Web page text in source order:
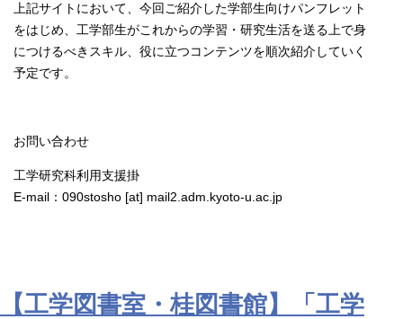
上記サイトにおいて、今回ご紹介した学部生向けパンフレット
をはじめ、工学部生がこれからの学習・研究生活を送る上で身
につけるべきスキル、役に立つコンテンツを順次紹介していく
予定です。
お問い合わせ
工学研究科利用支援掛
E-mail：090stosho [at] mail2.adm.kyoto-u.ac.jp
【工学図書室・桂図書館】「工学